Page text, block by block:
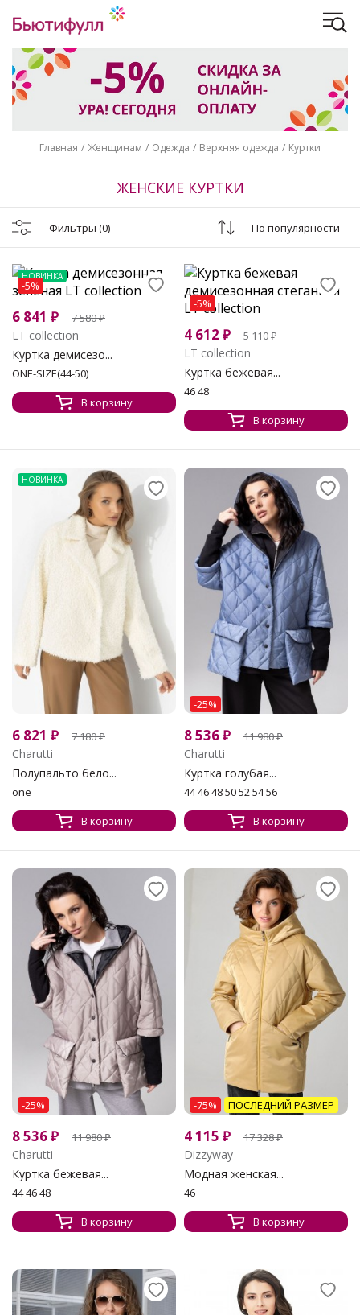
Главная Женщинам Одежда Верхняя одежда Куртки
ЖЕНСКИЕ КУРТКИ
Фильтры (0) По популярности
НОВИНКА
-5%
6 841 ₽ 7 580₽
LT collection
Куртка демисезо...
ONE-SIZE(44-50)
В корзину
-5%
4 612 ₽ 5 110₽
LT collection
Куртка бежевая...
46 48
В корзину
НОВИНКА
6 821 ₽ 7 180₽
Charutti
Полупальто бело...
one
В корзину
-25%
8 536₽ 11 980₽
Charutti
Куртка голубая...
44 46 48 50 52 54 56
В корзину
-25%
8 536₽ 11 980₽
Charutti
Куртка бежевая...
44 46 48
В корзину
-75% ПОСЛЕДНИЙ РАЗМЕР
4 115 ₽ 17 328₽
Dizzyway
Модная женская...
46
В корзину